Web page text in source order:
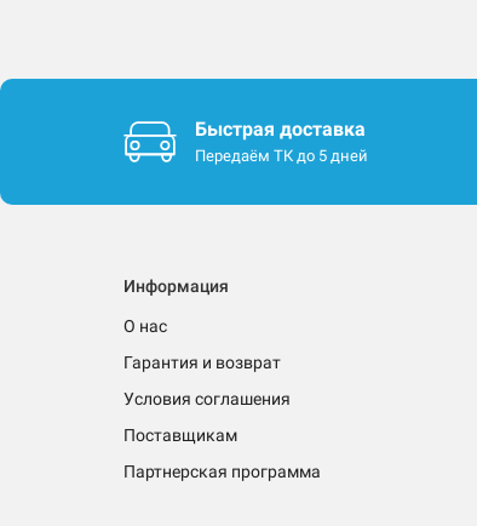
Быстрая доставка
Передаём ТК до 5 дней
Информация
О нас
Гарантия и возврат
Условия соглашения
Поставщикам
Партнерская программа